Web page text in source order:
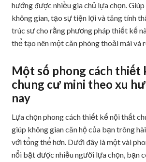
hướng được nhiều gia chủ lựa chọn.
không gian, tạo sự tiện lợi và tăng tính
trúc sư cho rằng phương pháp thiết kế
thể tạo nên một căn phòng thoải mái và
Một số phong cách thiết
chung cư mini theo xu
nay
Lựa chọn phong cách thiết kế nội thất
giúp không gian căn hộ của bạn trông
với tổng thể hơn. Dưới đây là một vài
nổi bật được nhiều người lựa chọn, bạn